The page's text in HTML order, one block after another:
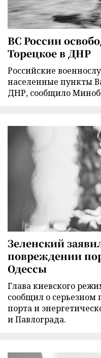
ВС России
Торецкое в ДНР
Российские
населенные пункты
ДНР, сообщило
Зеленский
повреждении
Одессы
Глава киевского
сообщил о серьезном
порта и
и Павлограда.